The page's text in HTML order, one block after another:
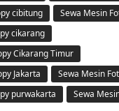
cibitung
Sewa Mesin
cikarang
Cikarang Timur
Jakarta
Sewa Mesin
purwakarta
Sewa